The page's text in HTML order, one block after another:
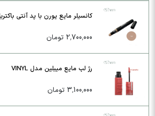
کانسیلر مایع یورن با پد آنتی
2,700,000 تومان
رژ لب مایع میبلین مدل VINYL
3,100,000 تومان